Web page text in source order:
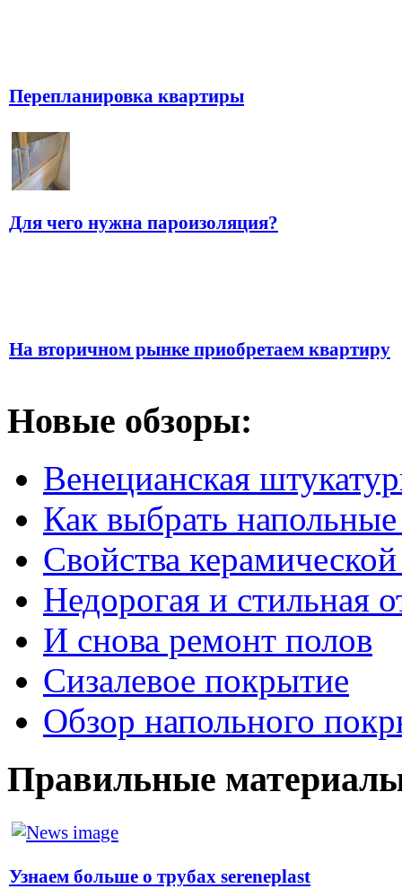
Перепланировка квартиры
Для чего нужна пароизоляция?
На вторичном рынке приобретаем квартиру
Новые обзоры:
Венецианская
Как выбрать
Свойства
Недорогая и стильная
И снова ремонт полов
Сизалевое покрытие
Обзор напольного
Правильные
Узнаем больше о трубах sereneplast